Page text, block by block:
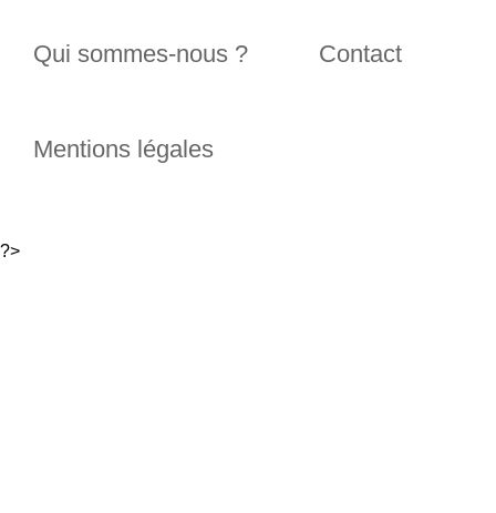
Qui sommes-nous ? Contact
Mentions légales
?>